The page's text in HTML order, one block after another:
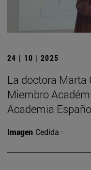
24 | 10 | 2025
La doctora Marta
Miembro
Academia
Imagen Cedida ·